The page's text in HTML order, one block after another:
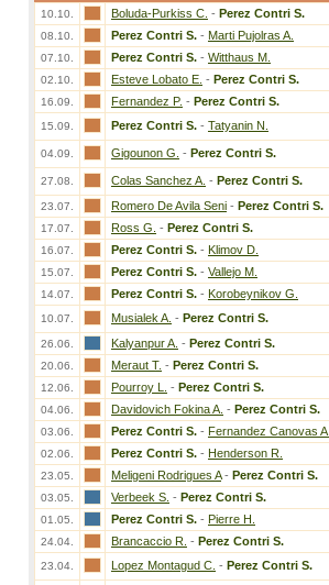
10.10. Boluda-Purkiss C. - Perez Contri S.
08.10. Perez Contri S. - Marti Pujolras A.
07.10. Perez Contri S. - Witthaus M.
02.10. Esteve Lobato E. - Perez Contri S.
16.09. Fernandez P. - Perez Contri S.
15.09. Perez Contri S. - Tatyanin N.
04.09. Gigounon G. - Perez Contri S.
27.08. Colas Sanchez A. - Perez Contri S.
23.07. Romero De Avila Seni - Perez Contri S.
17.07. Ross G. - Perez Contri S.
16.07. Perez Contri S. - Klimov D.
15.07. Perez Contri S. - Vallejo M.
14.07. Perez Contri S. - Korobeynikov G.
10.07. Musialek A. - Perez Contri S.
26.06. Kalyanpur A. - Perez Contri S.
20.06. Meraut T. - Perez Contri S.
12.06. Pourroy L. - Perez Contri S.
04.06. Davidovich Fokina A. - Perez Contri S.
03.06. Perez Contri S. - Fernandez Canovas
02.06. Perez Contri S. - Henderson R.
23.05. Meligeni Rodrigues A- Perez Contri S.
03.05. Verbeek S. - Perez Contri S.
01.05. Perez Contri S. - Pierre H.
24.04. Brancaccio R. - Perez Contri S.
23.04. Lopez Montagud C. - Perez Contri S.